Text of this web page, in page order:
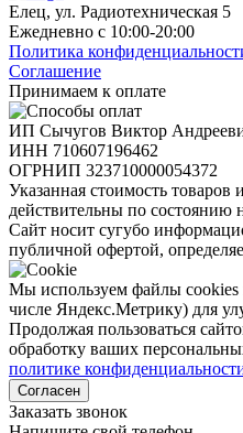
Елец, ул. Радиотехническая 5
Ежедневно с 10:00-20:00
Политика
Соглашение
Принимаем к оплате
ИП Сычугов Виктор
ИНН 710607196462
ОГРНИП 323710000054372
Указанная стоимость товаров
действительны по состоянию
Сайт носит сугубо
публичной офертой,
Мы используем файлы cookies
числе Яндекс.Метрику) для
Продолжая пользоваться
обработку ваших
политике
Согласен
Заказать звонок